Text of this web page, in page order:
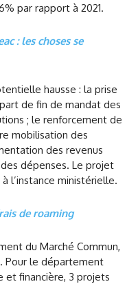
par rapport à 2021.
: les choses se
hausse : la prise
de fin de mandat des
; le renforcement de
mobilisation des
des revenus
dépenses. Le projet
l’instance ministérielle.
de roaming
du Marché Commun,
Pour le département
et financière, 3 projets